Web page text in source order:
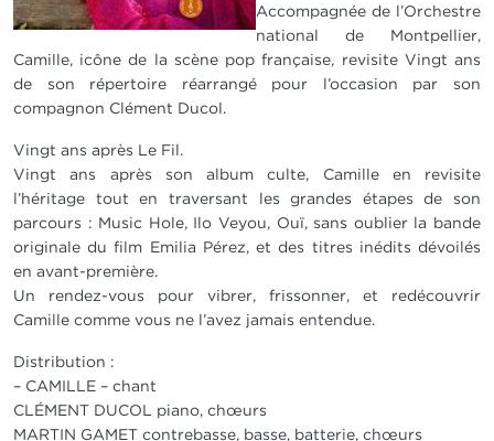
Accompagnée de l’Orchestre
national de Montpellier,
Camille, icône de la scène pop française, revisite Vingt ans
de son répertoire réarrangé pour l’occasion par son
compagnon Clément Ducol.
Vingt ans après Le Fil.
Vingt ans après son album culte, Camille en revisite
l’héritage tout en traversant les grandes étapes de son
parcours : Music Hole, Ilo Veyou, Ouï, sans oublier la bande
originale du film Emilia Pérez, et des titres inédits dévoilés
en avant-première.
Un rendez-vous pour vibrer, frissonner, et redécouvrir
Camille comme vous ne l’avez jamais entendue.
Distribution :
– CAMILLE – chant
CLÉMENT DUCOL piano, chœurs
MARTIN GAMET contrebasse, basse, batterie, chœurs